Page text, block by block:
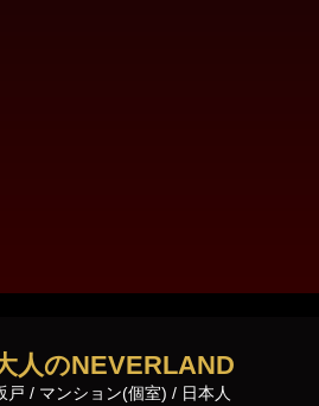
人のNEVERLAND
戸 / マンション(個室) / 日本人